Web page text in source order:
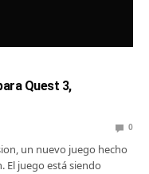
Quest 3,
0
un nuevo juego hecho
El juego está siendo